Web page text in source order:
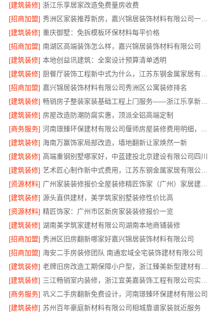
[建筑装修] 浙江乐享居家改造免费量房收费
[招商加盟]
秀洲区家装推荐新房，嘉兴锦居装饰材料有限公司一站式服务
[建筑装修] 重庆御墅：免拆模板环保材料每平价格
[招商加盟] 南湖区高端装饰怎么样，嘉兴锦居装饰材料有限公司
[建筑装修] 本地创益讯建筑：全案设计预算清单透明
[建筑装修]
[招商加盟] 嘉兴锦居装饰材料有限公司秀洲区公寓装修排名
[建筑装修]
畅销房子整装家装基础工程上门服务——浙江乐享新材料有限公司
[建筑装修] 房屋改造防潮防腐实惠，顶派全铝高端定制
[商务服务]
[建筑装修] 海南万赢饰家局部改造，墙地翻新让家焕然一新
[建筑装修] 高端重钢别墅哪家好，中蓝建投北京建设有限公司四川
[建筑装修]
艺术匠心制作新中式费用，江苏东钢金属家居有限公司透明报价
[资源材料]
广州家装装修报价全屋装修精匠饰家（广州）家居建材有限公司详细
[建筑装修] 源头直供建材，美学筑家别墅装修性价比高
[资源材料] 精匠饰家：广州市区新房家装装修报价一览
[建筑装修] 湖南美学筑家建材有限公司湖南本地商铺装修
[招商加盟] 秀洲区旧房翻新哪家好嘉兴锦居装饰材料有限公司
[招商加盟] 海安二手房装修团队 南通宏域全宅装饰建材有限公司
[建筑装修]
[建筑装修]
[商务服务] 巩义二手房翻新免费设计，河南璟臻环保建材有限公司
[建筑装修] 苏州百年豪庭新材料有限公司相城靠谱家装就近服务